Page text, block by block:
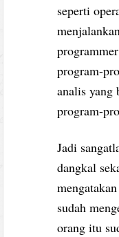
seperti
program-
analis yang
program-
Jadi
dangkal
sudah
orang itu